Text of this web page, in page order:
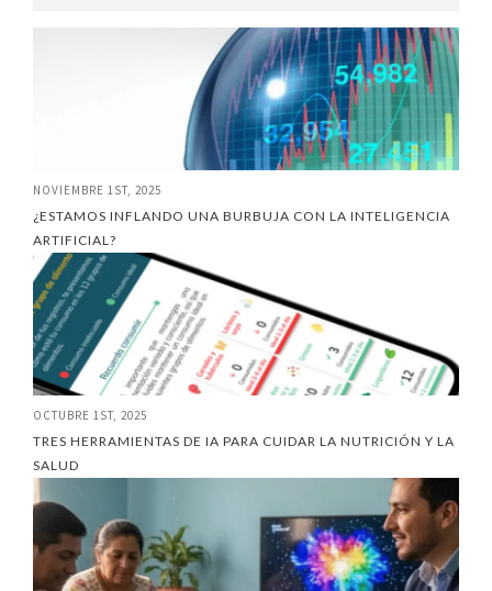
NOVIEMBRE 1ST, 2025
¿ESTAMOS INFLANDO UNA BURBUJA CON LA INTELIGENCIA
ARTIFICIAL?
OCTUBRE 1ST, 2025
TRES HERRAMIENTAS DE IA PARA CUIDAR LA NUTRICIÓN Y LA
SALUD